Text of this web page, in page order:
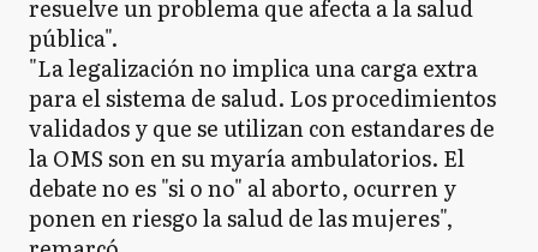
resuelve un problema que afecta a la salud
pública".
"La legalización no implica una carga extra
para el sistema de salud. Los procedimientos
validados y que se utilizan con estandares de
la OMS son en su myaría ambulatorios. El
debate no es "si o no" al aborto, ocurren y
ponen en riesgo la salud de las mujeres",